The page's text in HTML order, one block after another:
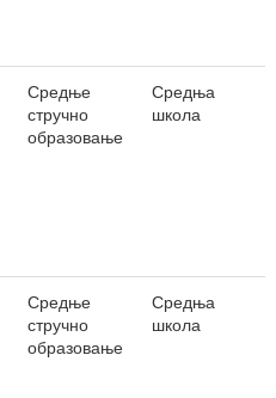
Средње
стручно
образовање
Средња
школа
Средње
стручно
образовање
Средња
школа